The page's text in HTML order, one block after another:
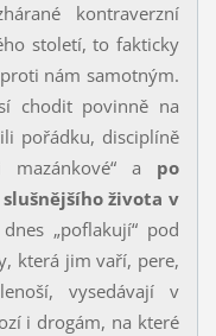
kontraverzní
století, to fakticky
nám samotným.
chodit povinně na
pořádku, disciplíně
a po
života v
„poflakují“ pod
která jim vaří, pere,
vysedávají v
i drogám, na které